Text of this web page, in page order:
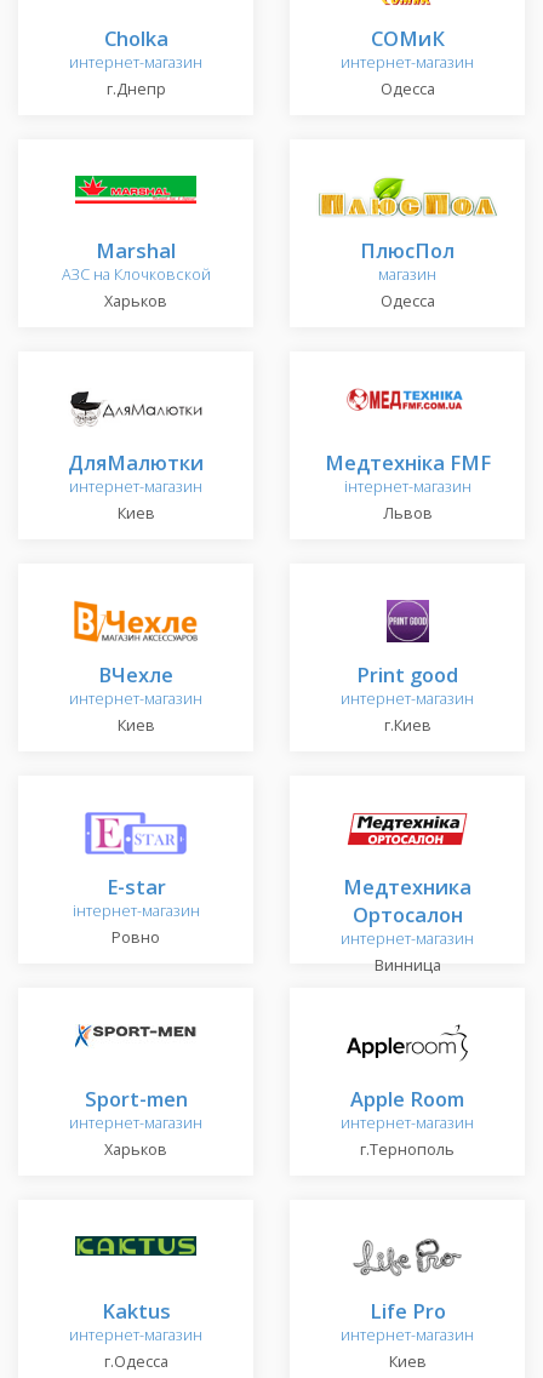
Cholka
интернет-магазин
г.Днепр
СОМиК
интернет-магазин
Одесса
Marshal
АЗС на Клочковской
Харьков
ПлюсПол
магазин
Одесса
ДляМалютки
интернет-магазин
Киев
Медтехніка FMF
інтернет-магазин
Львов
ВЧехле
интернет-магазин
Киев
Print good
интернет-магазин
г.Киев
E-star
інтернет-магазин
Ровно
Медтехника
Ортосалон
интернет-магазин
Винница
Sport-men
интернет-магазин
Харьков
Apple Room
интернет-магазин
г.Тернополь
Kaktus
интернет-магазин
г.Одесса
Life Pro
интернет-магазин
Киев